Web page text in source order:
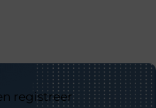
registreer